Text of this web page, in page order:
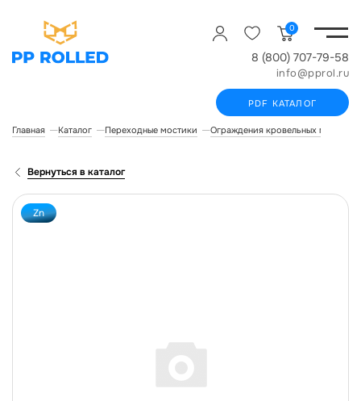
0
8 (800) 707-79-58
info@pprol.ru
PDF КАТАЛОГ
Главная Каталог Переходные мостики Ограждения кровельных мостиков
Вернуться в каталог
Zn